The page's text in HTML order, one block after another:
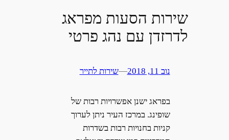
שירות הסעות מפראג
לדרזדן עם נהג פרטי
נוב 11, 2018 —שירות לתייר
בפראג ישנן אפשרויות רבות של
שופינג. במרכז העיר ניתן לערוך
קניות בחנויות רבות בשדרות